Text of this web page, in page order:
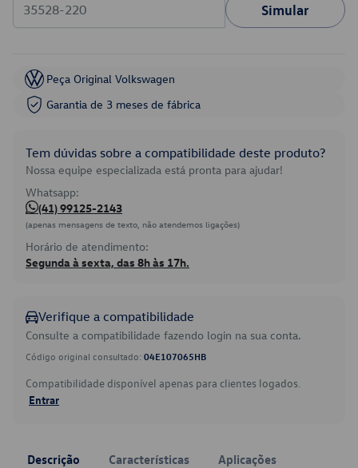
Simular
Peça Original Volkswagen
Garantia de 3 meses de fábrica
Tem dúvidas sobre a compatibilidade deste produto?
Nossa equipe especializada está pronta para ajudar!
Whatsapp:
(41) 99125-2143
(apenas mensagens de texto, não atendemos ligações)
Horário de atendimento:
Segunda à sexta, das 8h às 17h.
Verifique a compatibilidade
Consulte a compatibilidade fazendo login na sua conta.
Código original consultado: 04E107065HB
Compatibilidade disponível apenas para clientes logados.
Entrar
Descrição Características Aplicações